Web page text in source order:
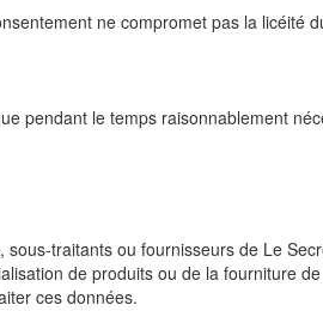
ne compromet pas la licéité
pendant le temps raisonnablement
traitants ou fournisseurs de Le
de produits ou de la fourniture
ces données.